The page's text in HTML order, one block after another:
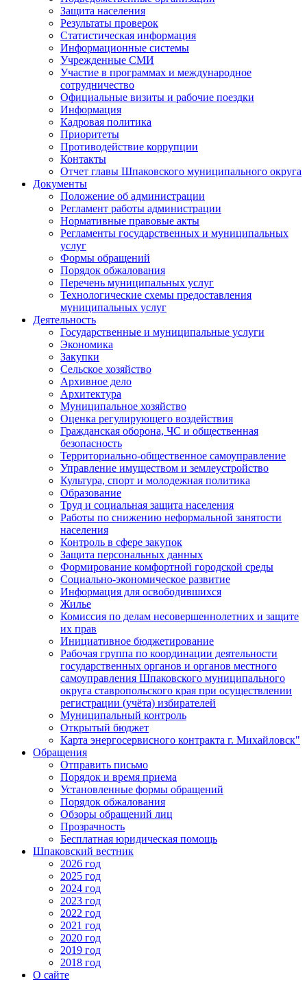
Защита населения
Результаты проверок
Статистическая информация
Информационные системы
Учрежденные СМИ
Участие в программах и международное
сотрудничество
Официальные визиты и рабочие поездки
Информация
Кадровая политика
Приоритеты
Противодействие коррупции
Контакты
Отчет главы Шпаковского муниципального округа
Документы
Положение об администрации
Регламент работы администрации
Нормативные правовые акты
Регламенты государственных и муниципальных
услуг
Формы обращений
Порядок обжалования
Перечень муниципальных услуг
Технологические схемы предоставления
муниципальных услуг
Деятельность
Государственные и муниципальные услуги
Экономика
Закупки
Сельское хозяйство
Архивное дело
Архитектура
Муниципальное хозяйство
Оценка регулирующего воздействия
Гражданская оборона, ЧС и общественная
безопасность
Территориально-общественное самоуправление
Управление имуществом и землеустройство
Культура, спорт и молодежная политика
Образование
Труд и социальная защита населения
Работы по снижению неформальной занятости
населения
Контроль в сфере закупок
Защита персональных данных
Формирование комфортной городской среды
Социально-экономическое развитие
Информация для освободившихся
Жилье
Комиссия по делам несовершеннолетних и защите
их прав
Инициативное бюджетирование
Рабочая группа по координации деятельности
государственных органов и органов местного
самоуправления Шпаковского муниципального
округа ставропольского края при осуществлении
регистрации (учёта) избирателей
Муниципальный контроль
Открытый бюджет
Карта энергосервисного контракта г. Михайловск"
Обращения
Отправить письмо
Порядок и время приема
Установленные формы обращений
Порядок обжалования
Обзоры обращений лиц
Прозрачность
Бесплатная юридическая помощь
Шпаковский вестник
2026 год
2025 год
2024 год
2023 год
2022 год
2021 год
2020 год
2019 год
2018 год
О сайте